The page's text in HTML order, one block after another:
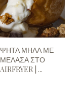
ΨΗΤΑ ΜΗΛΑ ΜΕ
ΜΕΛΑΣΑ ΣΤΟ
AIRFRYER | ...